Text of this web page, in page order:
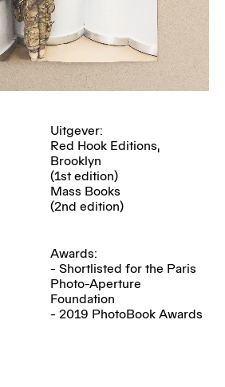
Uitgever:
Red Hook Editions,
Brooklyn
(1st edition)
Mass Books
(2nd edition)
Awards:
- Shortlisted for the Paris
Photo-Aperture
Foundation
- 2019 PhotoBook Awards